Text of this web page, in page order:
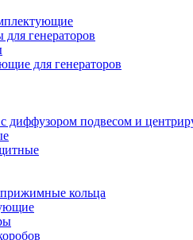
для генераторов
для генераторов
диффузором подвесом и
кольца